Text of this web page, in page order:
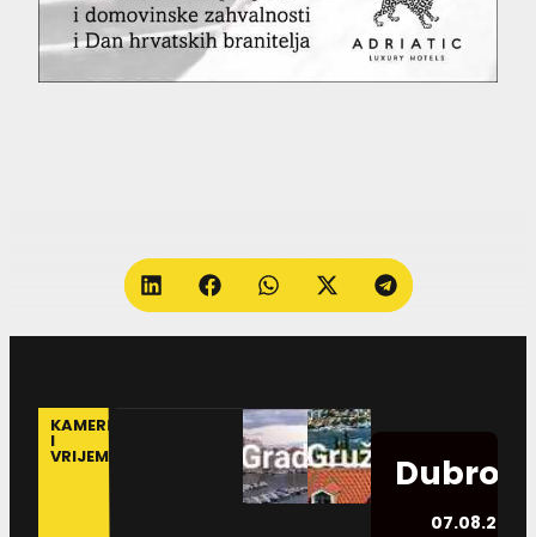
KAMERE
I
VRIJEME
07.08.2026.